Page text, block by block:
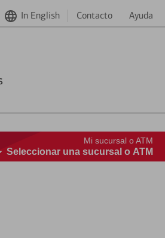
In English Contacto Ayuda
Mi sucursal o ATM
Seleccionar una sucursal o ATM